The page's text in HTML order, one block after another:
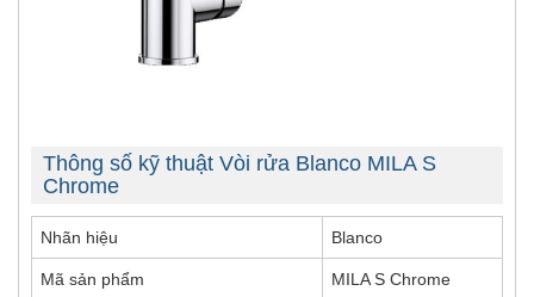
Thông số kỹ thuật Vòi rửa Blanco MILA S
Chrome
Nhãn hiệu Blanco
Mã sản phẩm MILA S Chrome